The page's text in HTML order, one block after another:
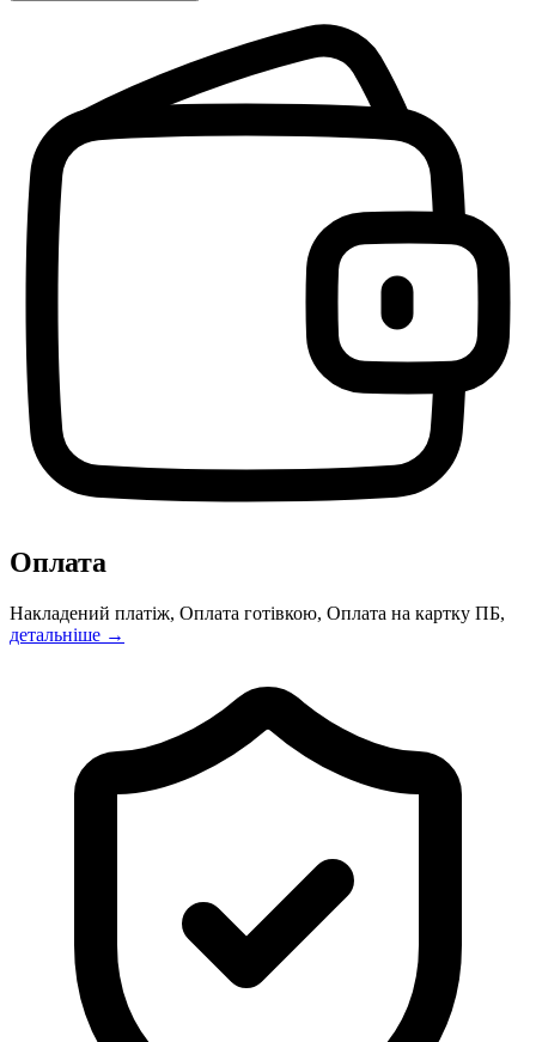
Оплата
Накладений платіж, Оплата готівкою, Оплата на картку ПБ,
детальніше →